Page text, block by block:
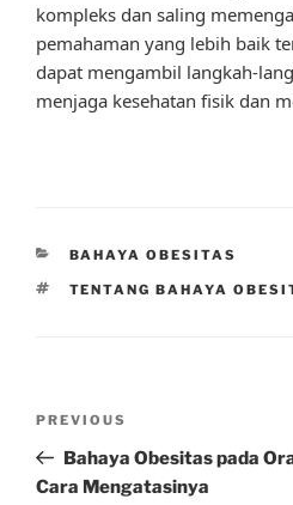
kompleks dan saling
pemahaman yang lebih baik
dapat mengambil langkah-
menjaga kesehatan fisik dan
CATEGORIES
BAHAYA OBESITAS
TAGS
TENTANG BAHAYA
Previous
Post
PREVIOUS
Bahaya Obesitas pada
Cara Mengatasinya